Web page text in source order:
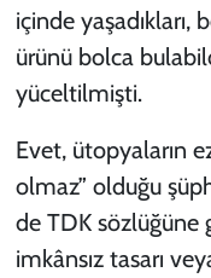
içinde
ürünü bolca
yüceltilmişti.
Evet, ütopyaların
olmaz” olduğu
de TDK sözlüğüne
imkânsız tasarı